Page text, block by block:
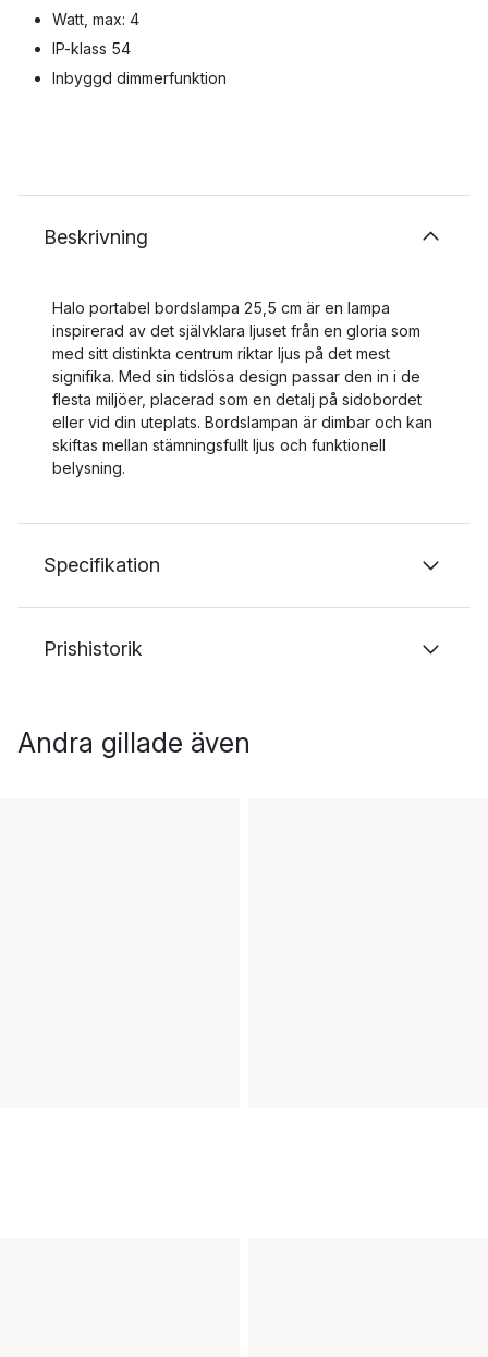
Watt, max: 4
IP-klass 54
Inbyggd dimmerfunktion
Beskrivning
Halo portabel bordslampa 25,5 cm är en lampa
inspirerad av det självklara ljuset från en gloria som
med sitt distinkta centrum riktar ljus på det mest
signifika. Med sin tidslösa design passar den in i de
flesta miljöer, placerad som en detalj på sidobordet
eller vid din uteplats. Bordslampan är dimbar och kan
skiftas mellan stämningsfullt ljus och funktionell
belysning.
Specifikation
Prishistorik
Andra gillade även